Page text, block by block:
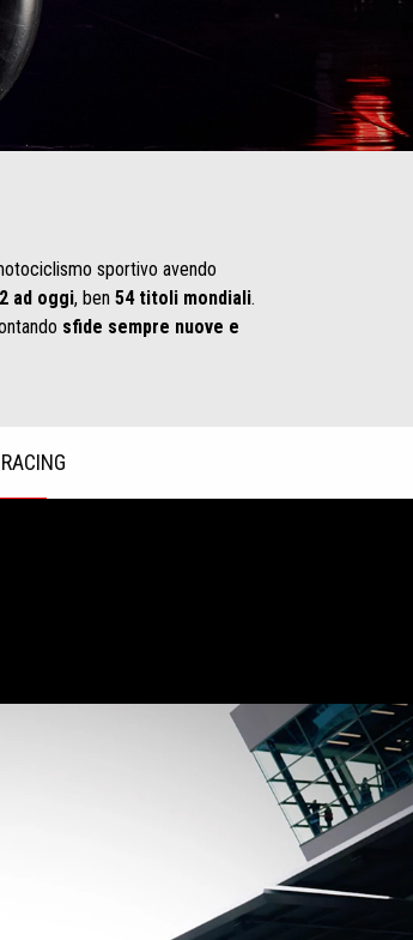
sportivo avendo
ad oggi, ben54 titoli mondiali.
sfide sempre nuove e